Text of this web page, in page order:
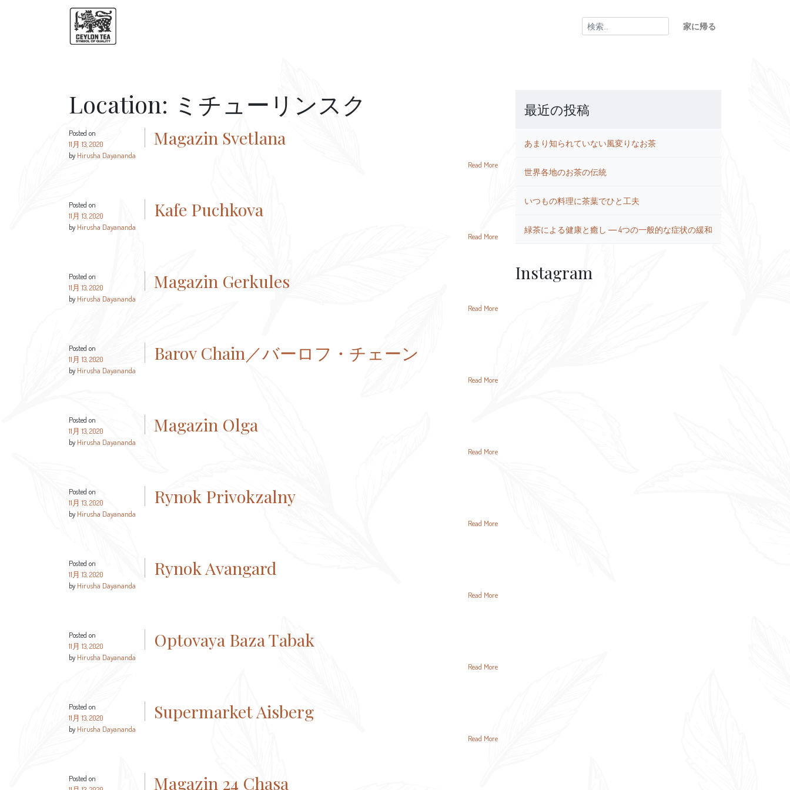
検
索:
家に帰る
Location: ミチューリンスク
Posted on
11月 13, 2020
byHirusha Dayananda
Magazin Svetlana
Read More
Posted on
11月 13, 2020
by Hirusha Dayananda
Kafe Puchkova
Read More
Posted on
11月 13, 2020
by Hirusha Dayananda
Magazin Gerkules
Read More
Posted on
11月 13, 2020
by Hirusha Dayananda
Barov Chain／バーロフ・チェーン
Read More
Posted on
11月 13, 2020
by Hirusha Dayananda
Magazin Olga
Read More
Posted on
11月 13, 2020
by Hirusha Dayananda
Rynok Privokzalny
Read More
Posted on
11月 13, 2020
by Hirusha Dayananda
Rynok Avangard
Read More
Posted on
11月 13, 2020
by Hirusha Dayananda
Optovaya Baza Tabak
Read More
Posted on
11月 13, 2020
by Hirusha Dayananda
Supermarket Aisberg
Read More
Posted on
Magazin 24 Chasa
最近の投稿
あまり知られていない風変りなお茶
世界各地のお茶の伝統
いつもの料理に茶葉でひと工夫
緑茶による健康と癒し ― 4つの一般的な症状の緩和
Instagram